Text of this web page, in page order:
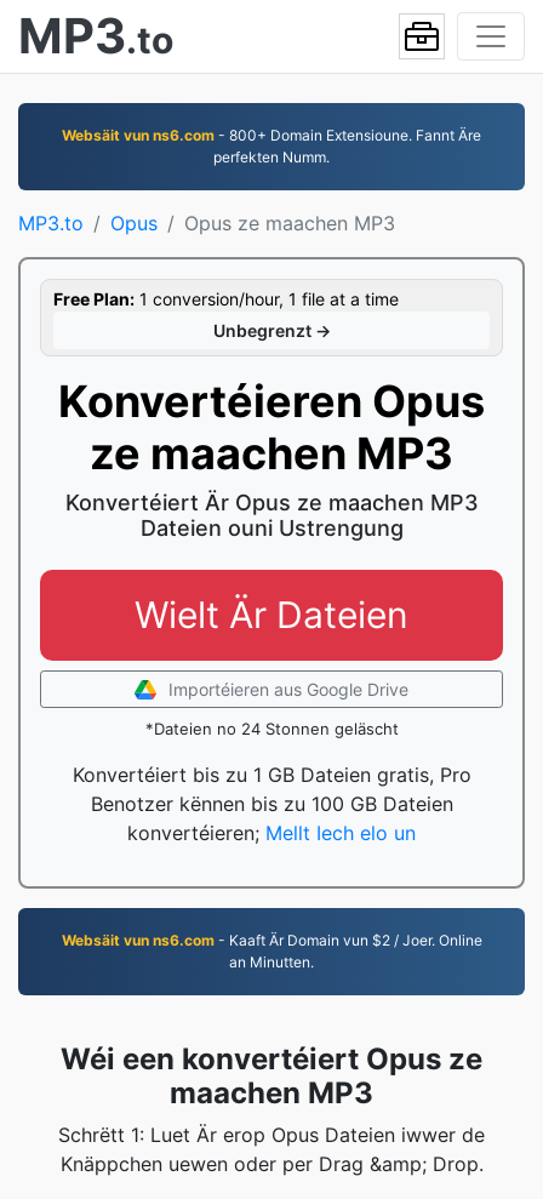
MP3.to
Websäit vun ns6.com - 800+ Domain Extensioune. Fannt Äre
perfekten Numm.
MP3.to Opus Opus ze maachen MP3
Free Plan: 1 conversion/hour, 1 file at a time
Unbegrenzt →
Konvertéieren Opus
ze maachen MP3
Konvertéiert Är Opus ze maachen MP3
Dateien ouni Ustrengung
Wielt Är Dateien
Importéieren aus Google Drive
*Dateien no 24 Stonnen geläscht
Konvertéiert bis zu 1 GB Dateien gratis, Pro
Benotzer kënnen bis zu 100 GB Dateien
konvertéieren; Mellt Iech elo un
Websäit vun ns6.com- Kaaft Är Domain vun $2 / Joer. Online
an Minutten.
Wéi een konvertéiert Opus ze
maachen MP3
Schrëtt 1: Luet Är erop Opus Dateien iwwer de
Knäppchen uewen oder per Drag &amp; Drop.